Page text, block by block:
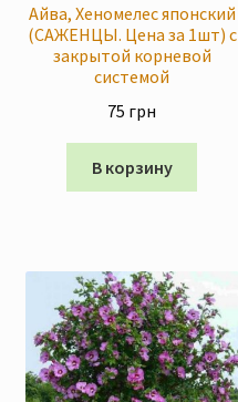
Айва, Хеномелес японский
(САЖЕНЦЫ. Цена за 1шт) с
закрытой корневой
системой
75 грн
В корзину